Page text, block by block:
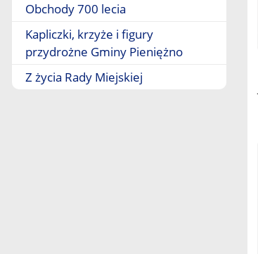
Obchody 700 lecia
Kapliczki, krzyże i figury
przydrożne Gminy Pieniężno
Z życia Rady Miejskiej